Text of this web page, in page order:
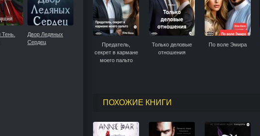
Предатель,
секрет в кармане
моего пальто
Только деловые
отношения
По воле Эмира
ПОХОЖИЕ КНИГИ
Двор Ледяных
Сердец